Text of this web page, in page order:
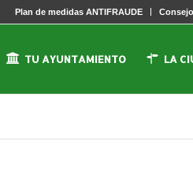
Plan de medidas ANTIFRAUDE
TU AYUNTAMIENTO LA